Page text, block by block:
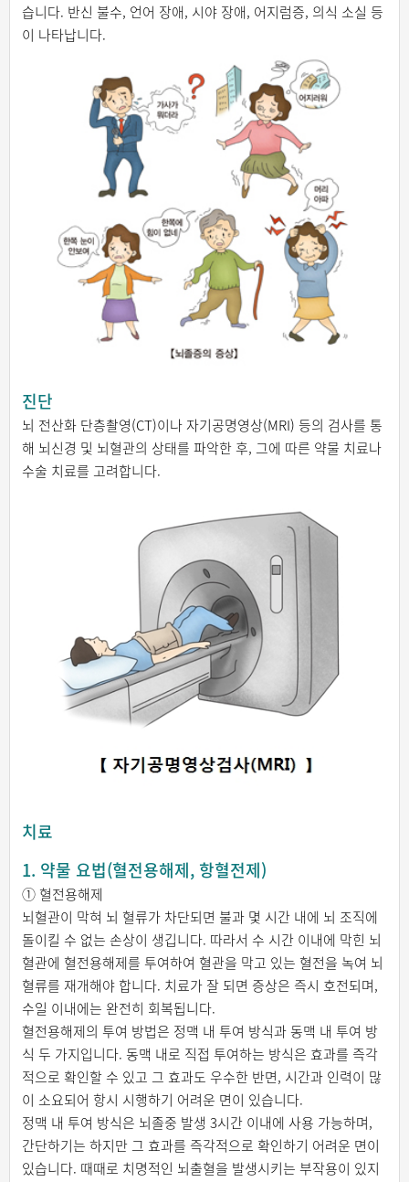
습니다. 반신 불수, 언어 장애, 시야 장애, 어지럼증, 의식 소실 등
이 나타납니다.
진단
뇌 전산화 단층촬영(CT)이나 자기공명영상(MRI) 등의 검사를 통
해 뇌신경 및 뇌혈관의 상태를 파악한 후, 그에 따른 약물 치료나
수술 치료를 고려합니다.
치료
1. 약물 요법(혈전용해제, 항혈전제)
① 혈전용해제
뇌혈관이 막혀 뇌 혈류가 차단되면 불과 몇 시간 내에 뇌 조직에
돌이킬 수 없는 손상이 생깁니다. 따라서 수 시간 이내에 막힌 뇌
혈관에 혈전용해제를 투여하여 혈관을 막고 있는 혈전을 녹여 뇌
혈류를 재개해야 합니다. 치료가 잘 되면 증상은 즉시 호전되며,
수일 이내에는 완전히 회복됩니다.
혈전용해제의 투여 방법은 정맥 내 투여 방식과 동맥 내 투여 방
식 두 가지입니다. 동맥 내로 직접 투여하는 방식은 효과를 즉각
적으로 확인할 수 있고 그 효과도 우수한 반면, 시간과 인력이 많
이 소요되어 항시 시행하기 어려운 면이 있습니다.
정맥 내 투여 방식은 뇌졸중 발생 3시간 이내에 사용 가능하며,
간단하기는 하지만 그 효과를 즉각적으로 확인하기 어려운 면이
있습니다. 때때로 치명적인 뇌출혈을 발생시키는 부작용이 있지